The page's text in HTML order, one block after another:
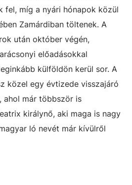
fel, míg a nyári hónapok közül
Zamárdiban töltenek. A
után október végén,
előadásokkal
külföldön kerül sor. A
közel egy évtizede visszajáró
ahol már többször is
királynő, aki maga is nagy
ló nevét már kívülről